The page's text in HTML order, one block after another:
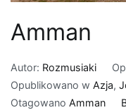
Amman
Autor: Rozmusiaki
Opublikowano w Azja,
Otagowano Amman